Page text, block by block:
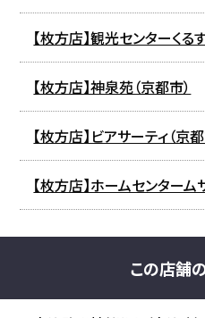
【枚方店】観光センターくる
【枚方店】神泉苑（京都市）
【枚方店】ビアサーティ（京都
【枚方店】ホームセンター
この店舗